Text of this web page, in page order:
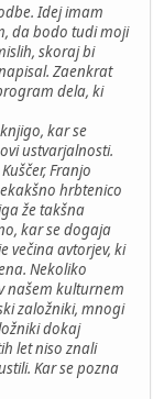
Idej imam
da bodo tudi moji
skoraj bi
Zaenkrat
dela, ki
kar se
ustvarjalnosti.
Franjo
hrbtenico
že takšna
kar se dogaja
večina avtorjev, ki
Nekoliko
našem kulturnem
založniki, mnogi
dokaj
let niso znali
Kar se pozna